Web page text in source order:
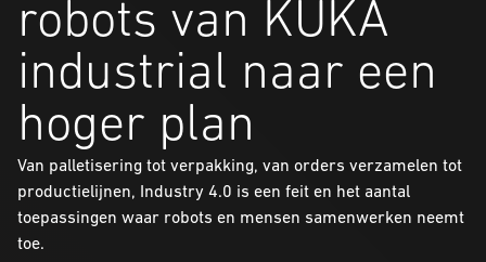
robots van KUKA
industrial naar een
hoger plan
Van palletisering tot verpakking, van orders verzamelen tot
productielijnen, Industry 4.0 is een feit en het aantal
toepassingen waar robots en mensen samenwerken neemt
toe.